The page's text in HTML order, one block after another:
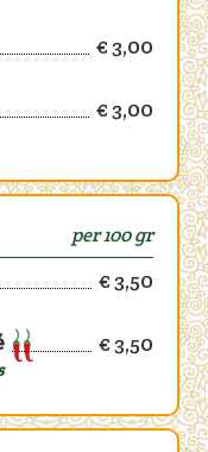
€ 3,00
€ 3,00
per 100 gr
€ 3,50
€ 3,50